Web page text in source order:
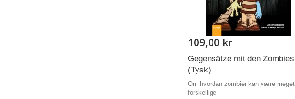
109,00 kr
Gegensätze mit den Zombies
(Tysk)
Om hvordan zombier kan være meget
forskellige